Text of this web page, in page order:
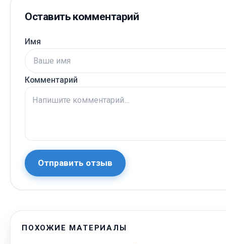
Оставить комментарий
Имя
Комментарий
Отправить отзыв
ПОХОЖИЕ МАТЕРИАЛЫ